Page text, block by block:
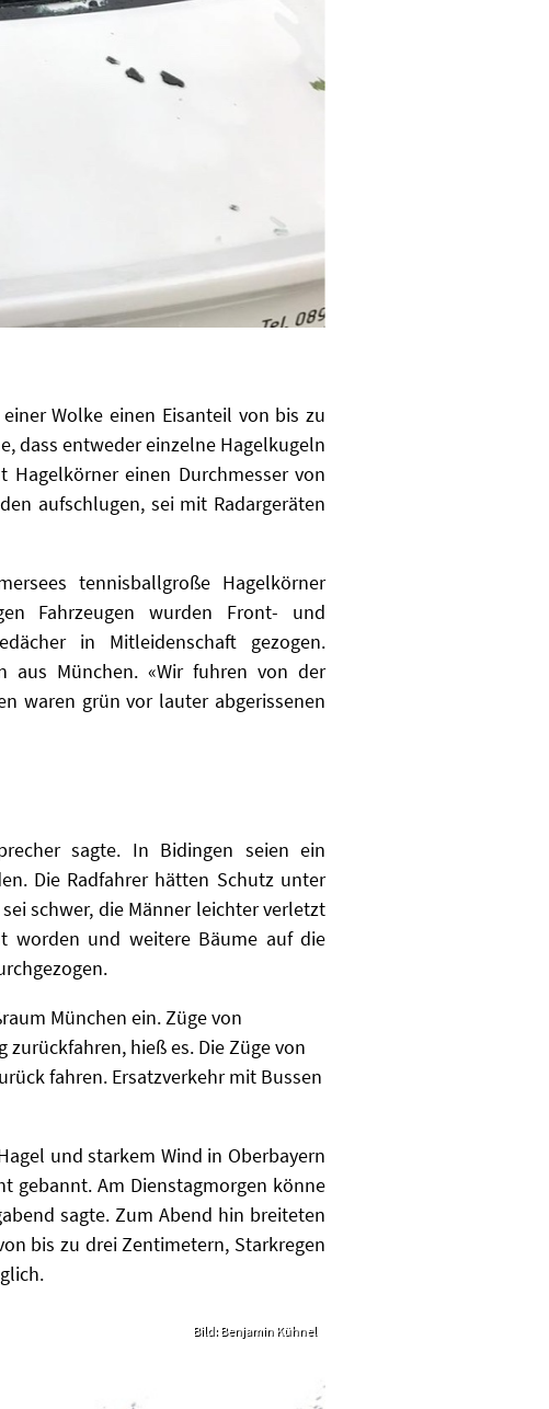
Wolke einen Eisanteil von bis zu
dass entweder einzelne Hagelkugeln
einen Durchmesser von
aufschlugen, sei mit Radargeräten
tennisballgroße Hagelkörner
Fahrzeugen wurden Front- und
in Mitleidenschaft gezogen.
aus München. «Wir fuhren von der
waren grün vor lauter abgerissenen
sagte. In Bidingen seien ein
Die Radfahrer hätten Schutz unter
schwer, die Männer leichter verletzt
worden und weitere Bäume auf die
München ein. Züge von
hieß es. Die Züge von
fahren. Ersatzverkehr mit Bussen
und starkem Wind in Oberbayern
gebannt. Am Dienstagmorgen könne
sagte. Zum Abend hin breiteten
bis zu drei Zentimetern, Starkregen
Bild: Benjamin Kühnel